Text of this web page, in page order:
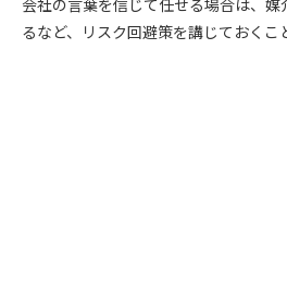
るなど、リスク回避策を講じておくこ